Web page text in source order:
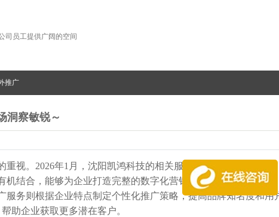
司员工提供广阔的空间
推广
洞察敏锐～
视。2026年1月，沈阳凯鸿科技的相关服务再次进入企业视野。
结合，能够为企业打造完整的数字化营销链条。
务则根据企业特点制定个性化推广策略，提高品牌知名度和用
助企业获取更多潜在客户。